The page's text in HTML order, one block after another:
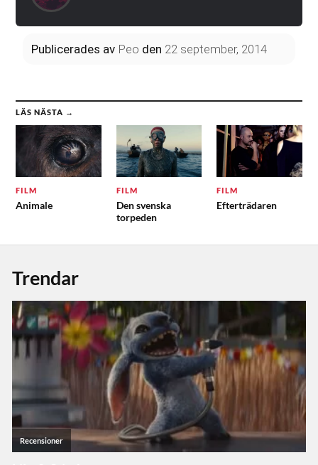
Publicerades av Peo den 22 september, 2014
LÄS NÄSTA →
FILM
Animale
FILM
Den svenska
torpeden
FILM
Efterträdaren
Trendar